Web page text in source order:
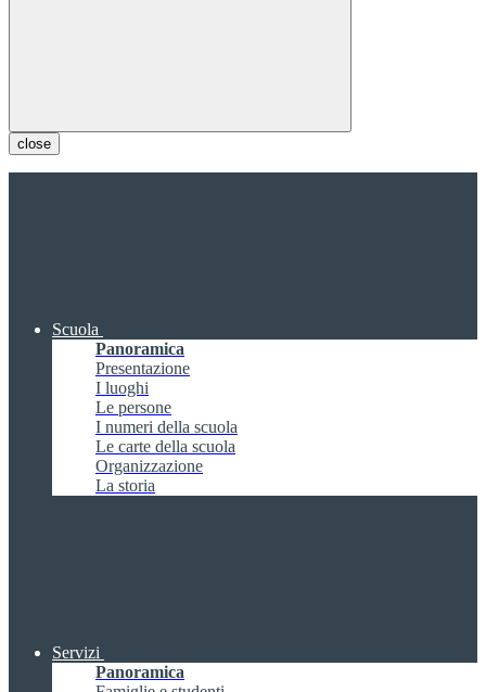
close
Scuola
Panoramica
Presentazione
I luoghi
Le persone
I numeri della scuola
Le carte della scuola
Organizzazione
La storia
Servizi
Panoramica